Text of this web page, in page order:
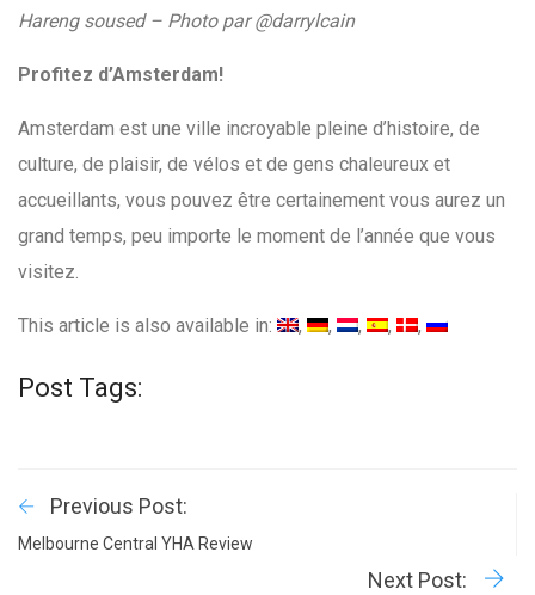
Hareng soused – Photo par @darrylcain
Profitez d’Amsterdam!
Amsterdam est une ville incroyable pleine d’histoire, de
culture, de plaisir, de vélos et de gens chaleureux et
accueillants, vous pouvez être certainement vous aurez un
grand temps, peu importe le moment de l’année que vous
visitez.
This article is also available in:
Post Tags:
Previous Post:
Melbourne Central YHA Review
Next Post: